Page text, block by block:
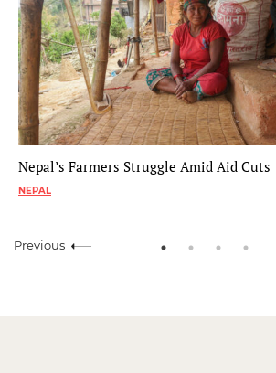
Nepal’s Farmers Struggle Amid Aid Cuts
NEPAL
Previous